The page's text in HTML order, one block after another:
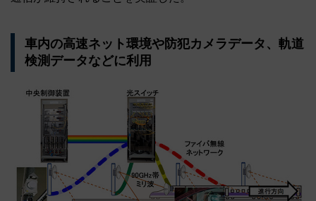
車内の高速ネット環境や防犯カメラデータ、軌道
検測データなどに利用